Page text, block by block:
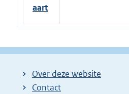
aart
Over deze website
Contact